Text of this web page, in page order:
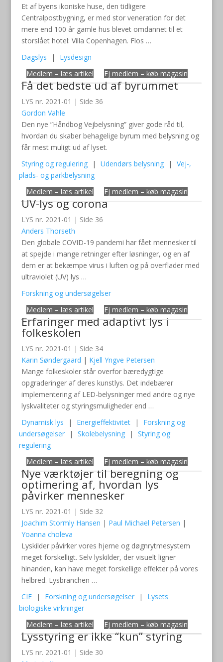
Et af byens ikoniske huse, den tidligere
Centralpostbygning, er med stor veneration for det
mere end 100 år gamle hus blevet omdannet til et
storslået hotel: Villa Copenhagen. Flos …
Dagslys
|
Lysdesign
Medlem – læs artikel
Ej medlem – køb magasin
Få det bedste ud af byrummet
LYS nr. 2021-01 | Side 36
Gordon Vahle
Den nye ”Håndbog Vejbelysning” giver gode råd til,
hvordan du skaber behagelige byrum med belysning og
får mest muligt ud af lyset.
Styring og regulering
| Udendørs belysning |
Vej-,
plads- og parkbelysning
Medlem – læs artikel
Ej medlem – køb magasin
UV-lys og corona
LYS nr. 2021-01 | Side 36
Anders Thorseth
Den globale COVID-19 pandemi har fået mennesker til
at spejde i mange retninger efter løsninger, og en af
dem er at bekæmpe virus i luften og på overflader med
ultraviolet (UV) lys …
Forskning og undersøgelser
Medlem – læs artikel
Ej medlem – køb magasin
Erfaringer med adaptivt lys i
folkeskolen
LYS nr. 2021-01 | Side 34
Karin Søndergaard | Kjell Yngve Petersen
Mange folkeskoler står overfor bæredygtige
opgraderinger af deres kunstlys. Det indebærer
implementering af LED-belysninger med andre og nye
lyskvaliteter og styringsmuligheder end …
Dynamisk lys
| Energieffektivitet |
Forskning og
undersøgelser
| Skolebelysning |
Styring og
regulering
Medlem – læs artikel
Ej medlem – køb magasin
Nye værktøjer til beregning og
optimering af, hvordan lys
påvirker mennesker
LYS nr. 2021-01 | Side 32
Joachim Stormly Hansen | Paul Michael Petersen |
Yoanna choleva
Lyskilder påvirker vores hjerne og døgnrytmesystem
meget forskelligt. Selv lyskilder, der visuelt ligner
hinanden, kan have meget forskellige effekter på vores
helbred. Lysbranchen …
CIE
| Forskning og undersøgelser |
Lysets
biologiske virkninger
Medlem – læs artikel
Ej medlem – køb magasin
Lysstyring er ikke “kun” styring
LYS nr. 2021-01 | Side 30